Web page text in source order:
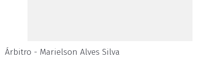
Árbitro - Marielson Alves Silva